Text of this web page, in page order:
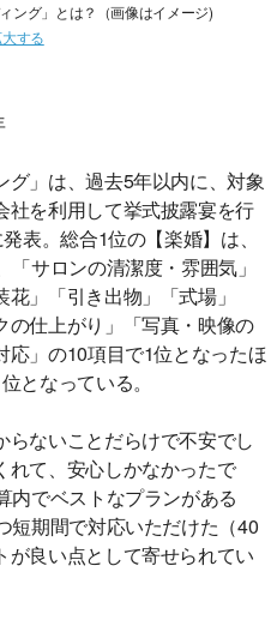
ング」とは？（画像はイメージ)
する
」は、過去5年以内に、対象
社を利用して挙式披露宴を行
表。総合1位の【楽婚】は、
サロンの清潔度・雰囲気」
花」「引き出物」「式場」
の仕上がり」「写真・映像の
」の10項目で1位となったほ
となっている。
ないことだらけで不安でし
れて、安心しかなかったで
内でベストなプランがある
短期間で対応いただけた（40
良い点として寄せられてい